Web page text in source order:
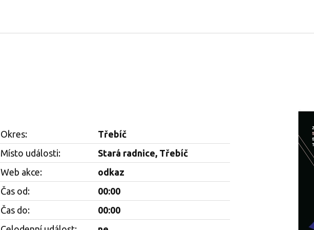
Okres:
Třebíč
Místo události:
Stará radnice, Třebíč
Web akce:
odkaz
Čas od:
00:00
Čas do:
00:00